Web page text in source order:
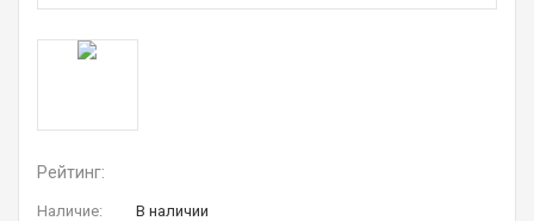
Рейтинг:
Наличие: В наличии